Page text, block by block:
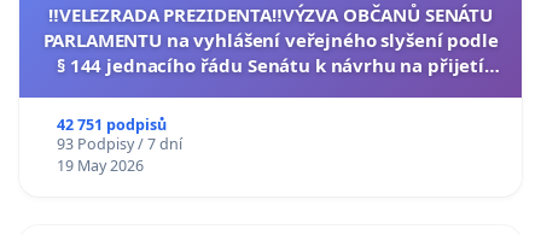
‼️VELEZRADA PREZIDENTA‼️VÝZVA OBČANŮ SENÁTU
PARLAMENTU na vyhlášení veřejného slyšení podle
§ 144 jednacího řádu Senátu k návrhu na přijetí
42 751 podpisů
93 Podpisy / 7 dní
19 May 2026